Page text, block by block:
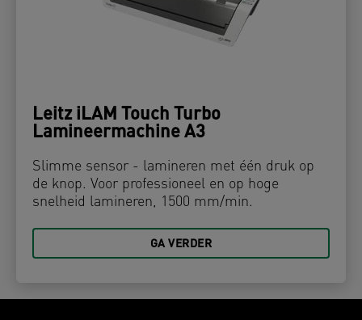
Leitz iLAM Touch Turbo
Lamineermachine A3
Slimme sensor - lamineren met één druk op
de knop. Voor professioneel en op hoge
snelheid lamineren, 1500 mm/min.
GA VERDER